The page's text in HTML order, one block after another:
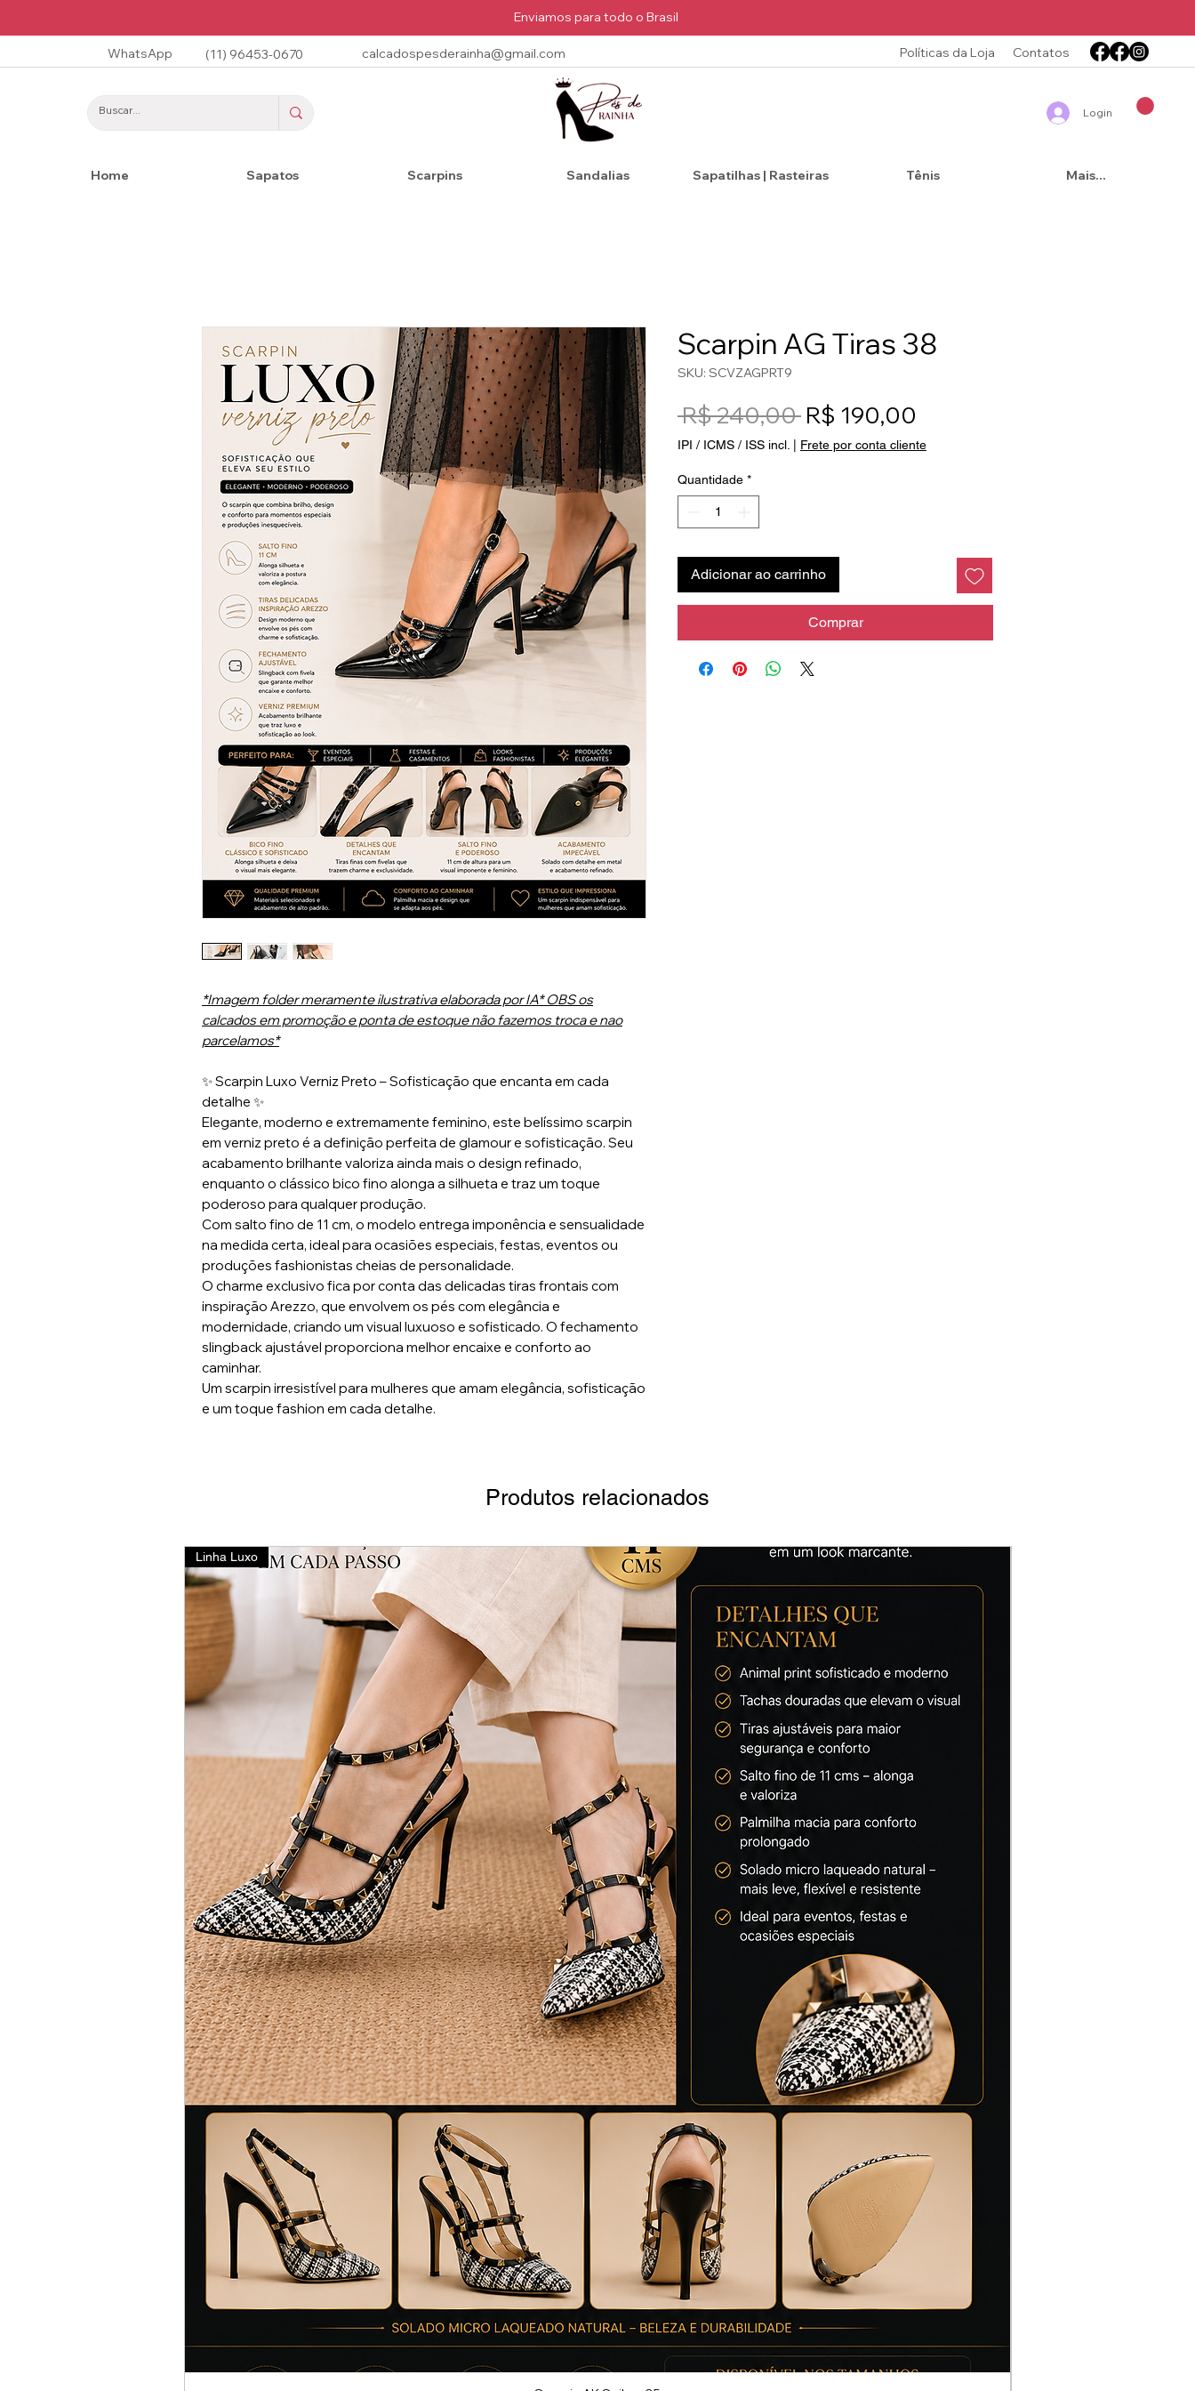
Enviamos para todo o Brasil
WhatsApp (11) 96453-0670 calcadospesderainha@gmail.com Políticas da Loja Contatos
Login
Home Sapatos Scarpins Sandalias Sapatilhas | Rasteiras Tênis Mais...
*Imagem folder meramente ilustrativa elaborada por IA* OBS os
calcados em promoção e ponta de estoque não fazemos troca e nao
parcelamos*
✨ Scarpin Luxo Verniz Preto – Sofisticação que encanta em cada
detalhe ✨
Elegante, moderno e extremamente feminino, este belíssimo scarpin
em verniz preto é a definição perfeita de glamour e sofisticação. Seu
acabamento brilhante valoriza ainda mais o design refinado,
enquanto o clássico bico fino alonga a silhueta e traz um toque
poderoso para qualquer produção.
Com salto fino de 11 cm, o modelo entrega imponência e sensualidade
na medida certa, ideal para ocasiões especiais, festas, eventos ou
produções fashionistas cheias de personalidade.
O charme exclusivo fica por conta das delicadas tiras frontais com
inspiração Arezzo, que envolvem os pés com elegância e
modernidade, criando um visual luxuoso e sofisticado. O fechamento
slingback ajustável proporciona melhor encaixe e conforto ao
caminhar.
Um scarpin irresistível para mulheres que amam elegância, sofisticação
e um toque fashion em cada detalhe.
Scarpin AG Tiras 38
SKU: SCVZAGPRT9
R$ 240,00 Preço normal
R$ 190,00
IPI / ICMS / ISS incl. Frete por conta cliente
Quantidade *
Adicionar ao carrinho
Comprar
Produtos relacionados
Linha Luxo